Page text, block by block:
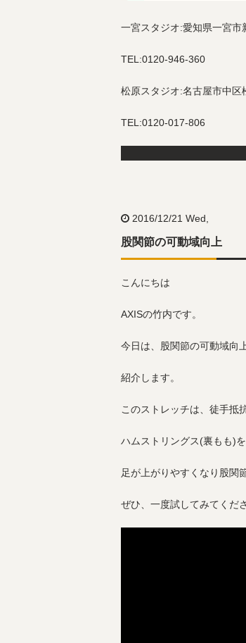
一宮スタジオ:愛知県一宮市
TEL:0120-946-360
松原スタジオ:名古屋市中区
TEL:0120-017-806
2016/12/21 Wed,
股関節の可動域向上
こんにちは
AXISの竹内です。
今日は、股関節の可動域向
紹介します。
このストレッチは、徒手抵
ハムストリングス(裏もも)
足が上がりやすくなり股関
ぜひ、一度試してみてくだ